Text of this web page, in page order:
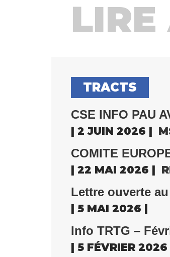
LIRE
TRACTS
CSE INFO PAU
| 2 JUIN 2026 |
COMITE
| 22 MAI 2026 |
Lettre ouverte
| 5 MAI 2026 |
Info TRTG –
| 5 FÉVRIER 2026